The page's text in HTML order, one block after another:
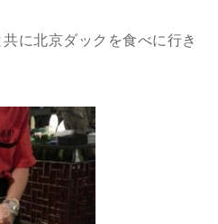
に北京ダックを食べに行き